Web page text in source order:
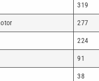
319
277
224
91
38